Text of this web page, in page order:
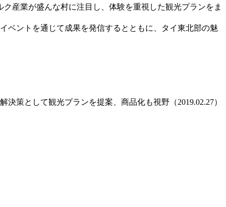
産業が盛んな村に注目し、体験を重視した観光プランをま
ントを通じて成果を発信するとともに、タイ東北部の魅
策として観光プランを提案、商品化も視野（2019.02.27）